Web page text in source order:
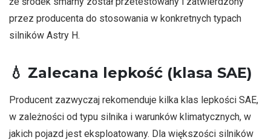
przez producenta do stosowania w konkretnych typach
silników Astry H.
💧 Zalecana lepkość (klasa SAE)
Producent zazwyczaj rekomenduje kilka klas lepkości SAE,
w zależności od typu silnika i warunków klimatycznych, w
jakich pojazd jest eksploatowany. Dla większości silników